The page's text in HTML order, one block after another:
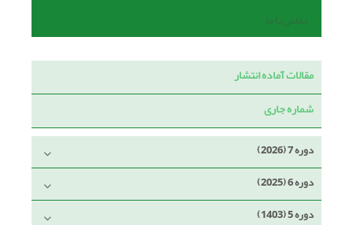
تماس با ما
مقالات آماده انتشار
شماره جاری
دوره 7 (2026)
دوره 6 (2025)
دوره 5 (1403)